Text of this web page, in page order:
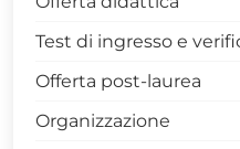
Test di ingresso e
Offerta post-laurea
Dottorati di Ricerca
Organizzazione